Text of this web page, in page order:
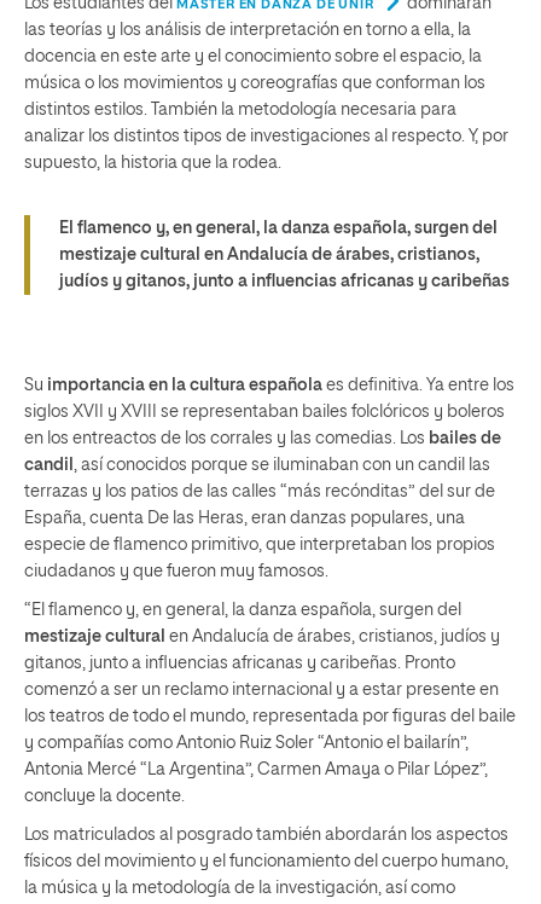
MÁSTER EN DANZA DE UNIR
las teorías y los análisis de interpretación en torno a ella, la
docencia en este arte y el conocimiento sobre el espacio, la
música o los movimientos y coreografías que conforman los
distintos estilos. También la metodología necesaria para
analizar los distintos tipos de investigaciones al respecto. Y, por
supuesto, la historia que la rodea.
El flamenco y, en general, la danza española, surgen del
mestizaje cultural en Andalucía de árabes, cristianos,
judíos y gitanos, junto a influencias africanas y caribeñas
Su importancia en la cultura española es definitiva. Ya entre los
siglos XVII y XVIII se representaban bailes folclóricos y boleros
en los entreactos de los corrales y las comedias. Los bailes de
candil
, así conocidos porque se iluminaban con un candil las
terrazas y los patios de las calles “más recónditas” del sur de
España, cuenta De las Heras, eran danzas populares, una
especie de flamenco primitivo, que interpretaban los propios
ciudadanos y que fueron muy famosos.
“El flamenco y, en general, la danza española, surgen del
mestizaje cultural en Andalucía de árabes, cristianos, judíos y
gitanos, junto a influencias africanas y caribeñas. Pronto
comenzó a ser un reclamo internacional y a estar presente en
los teatros de todo el mundo, representada por figuras del baile
y compañías como Antonio Ruiz Soler “Antonio el bailarín”,
Antonia Mercé “La Argentina”, Carmen Amaya o Pilar López”,
concluye la docente.
Los matriculados al posgrado también abordarán los aspectos
físicos del movimiento y el funcionamiento del cuerpo humano,
la música y la metodología de la investigación, así como